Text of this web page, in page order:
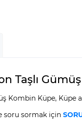
Taşlı
Kombin Küpe,
soru sormak için